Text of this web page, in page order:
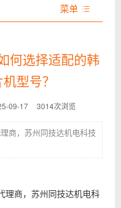
菜单 
何选择适配的韩
型号？
09-17 3014次浏览
商，苏州同技达机电科技
理商，苏州同技达机电科